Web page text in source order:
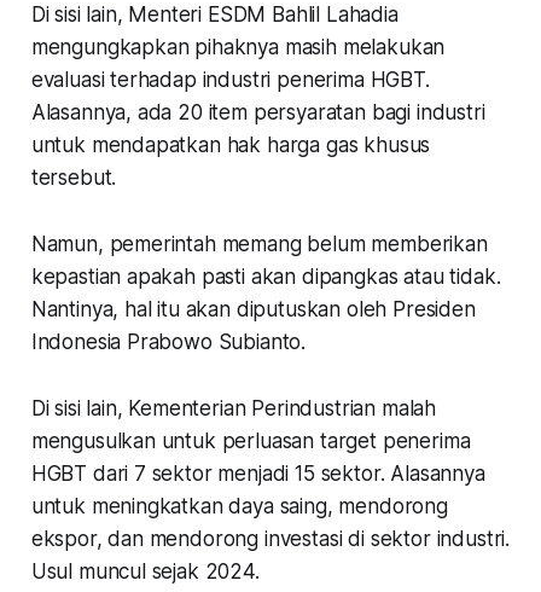
Di sisi lain, Menteri ESDM Bahlil Lahadia
mengungkapkan pihaknya masih melakukan
evaluasi terhadap industri penerima HGBT.
Alasannya, ada 20 item persyaratan bagi industri
untuk mendapatkan hak harga gas khusus
tersebut.
Namun, pemerintah memang belum memberikan
kepastian apakah pasti akan dipangkas atau tidak.
Nantinya, hal itu akan diputuskan oleh Presiden
Indonesia Prabowo Subianto.
Di sisi lain, Kementerian Perindustrian malah
mengusulkan untuk perluasan target penerima
HGBT dari 7 sektor menjadi 15 sektor. Alasannya
untuk meningkatkan daya saing, mendorong
ekspor, dan mendorong investasi di sektor industri.
Usul muncul sejak 2024.